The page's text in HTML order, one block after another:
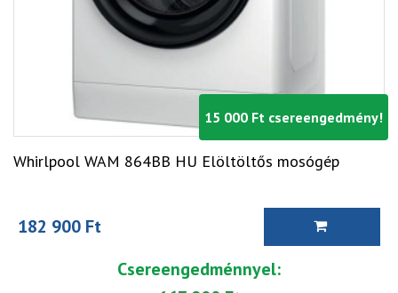
15 000 Ft csereengedmény!
Whirlpool WAM 864BB HU Elöltöltős mosógép
182 900 Ft
Csereengedménnyel: